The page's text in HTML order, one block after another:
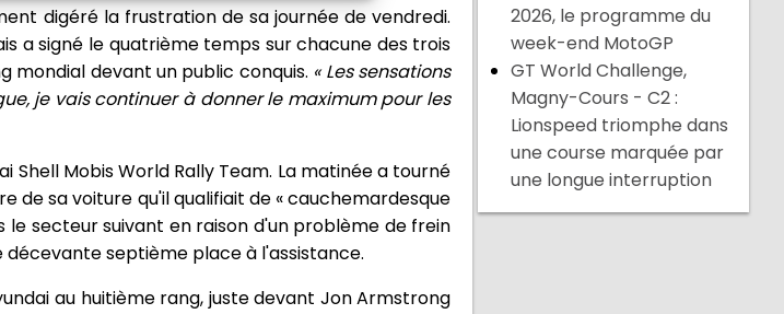
digéré la frustration de sa journée de vendredi.
a signé le quatrième temps sur chacune des trois
mondial devant un public conquis. « Les sensations
je vais continuer à donner le maximum pour les
Mobis World Rally Team. La matinée a tourné
de sa voiture qu'il qualifiait de « cauchemardesque
le secteur suivant en raison d'un problème de frein
décevante septième place à l'assistance.
au huitième rang, juste devant Jon Armstrong
2026, le programme du
week-end MotoGP
GT World Challenge,
Magny-Cours - C2 :
Lionspeed triomphe dans
une course marquée par
une longue interruption